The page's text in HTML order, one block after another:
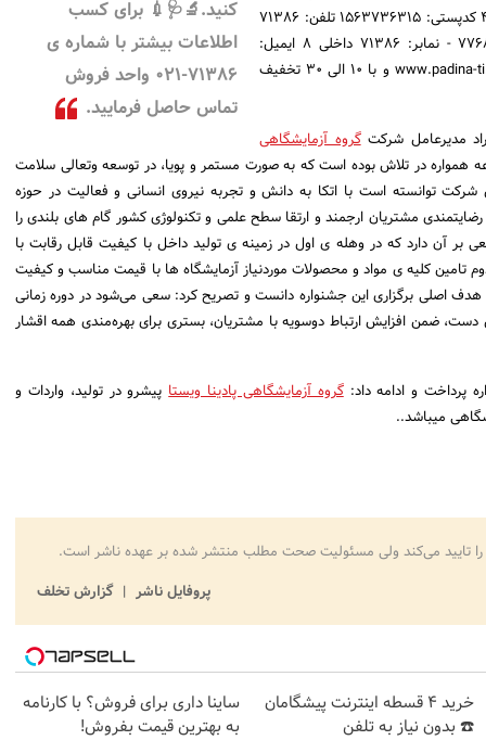
کنید.🔬🩺💉 برای کسب
اطلاعات بیشتر با شماره ی
۷۱۳۸۶-۰۲۱ واحد فروش
تماس حاصل فرمایید.
بهار شمالی, خیابان جواد کارگر, پلاک 45 کدپستی: 1563736315 تلفن: 71386
- 77686509 - 77686485 - 77686493 - نمابر: 71386 داخلی 8 ایمیل:
info@padina-ti.com وب سایت: www.padina-ti.com و با 10 الی 30 تخفیف
مدیرعامل شرکتگروه آزمایشگاهی
همواره در تلاش بوده است که به صورت مستمر و پویا، در توسعه وتعالی سلامت
توانسته است با اتکا به دانش و تجربه نیروی انسانی و فعالیت در حوزه
مشتریان ارجمند و ارتقا سطح علمی و تکنولوژی کشور گام های بلندی را
بر آن دارد که در وهله ی اول در زمینه ی تولید داخل با کیفیت قابل رقابت با
کلیه ی مواد و محصولات موردنیاز آزمایشگاه ها با قیمت مناسب و کیفیت
هدف اصلی برگزاری این جشنواره دانست و تصریح کرد: سعی می‌شود در دوره زمانی
دست، ضمن افزایش ارتباط دوسویه با مشتریان، بستری برای بهره‌مندی همه اقشار
پرداخت و ادامه داد:گروه آزمایشگاهی پادینا ویستاپیشرو در تولید، واردات و
میباشد..
را تایید می‌کند ولی مسئولیت صحت مطلب منتشر شده بر عهده ناشر است.
پروفایل ناشر
گزارش تخلف
خرید 4 قسطه اینترنت پیشگامان
☎️ بدون نیاز به تلفن
ساینا داری برای فروش؟ با کارنامه
به بهترین قیمت بفروش!